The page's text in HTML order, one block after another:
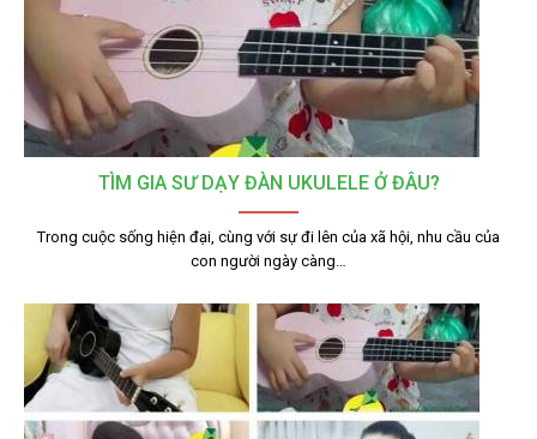
TÌM GIA SƯ DẠY ĐÀN UKULELE Ở ĐÂU?
Trong cuộc sống hiện đại, cùng với sự đi lên của xã hội, nhu cầu của
con người ngày càng…